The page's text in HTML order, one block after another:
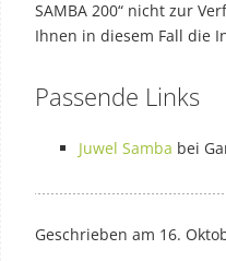
SAMBA 200“ nicht zur
Ihnen in diesem Fall die
Passende Links
Juwel Samba bei
Geschrieben am 16.